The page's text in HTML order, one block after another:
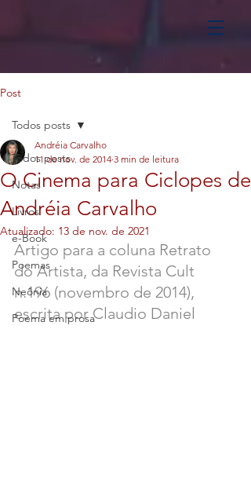
Post
Todos posts
Notas
Livros
e-Book
Poemas
Neônia
Poema em prosa
Todos posts
O Cinema para Ciclopes de
Andréia Carvalho
Andréia Carvalho
11 de nov. de 2014 3 min de leitura
Atualizado: 13 de nov. de 2021
Artigo para a coluna Retrato
do Artista, da Revista Cult
n.196 (novembro de 2014),
escrita por Claudio Daniel